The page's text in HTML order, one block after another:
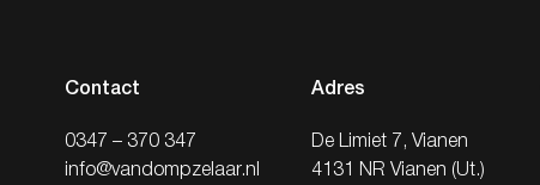
Contact
0347 – 370 347
info@vandompzelaar.nl
Adres
De Limiet 7, Vianen
4131 NR Vianen (Ut.)